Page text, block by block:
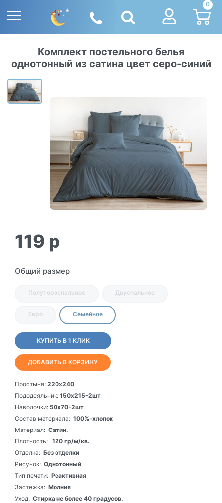
0
Комплект постельного белья
однотонный из сатина цвет серо-синий
119 p
Общий размер
Полутороспальное Двуспальное
Евро Семейное
КУПИТЬ В 1 КЛИК
ДОБАВИТЬ В КОРЗИНУ
Простыня: 220х240
Пододеяльник: 150х215-2шт
Наволочки: 50х70-2шт
Состав материала: 100%-хлопок
Материал: Сатин.
Плотность: 120 гр/м/кв.
Отделка: Без отделки
Рисунок: Однотонный
Тип печати: Реактивная
Застежка: Молния
Уход: Стирка не более 40 градусов.